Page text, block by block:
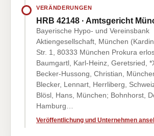
VERÄNDERUNGEN
HRB 42148 · Amtsgericht
Bayerische Hypo- und Vereinsbank
Aktiengesellschaft, München
Str. 1, 80333 München Prokura
Baumgartl, Karl-Heinz, Geretsried,
Becker-Hussong, Christian,
Blecker, Lennart, Herrliberg,
Blösl, Hans, München; Bohnhorst,
Hamburg…
Veröffentlichung und Unternehmen